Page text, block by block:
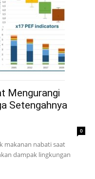
Mengurangi
Setengahnya
0
makanan nabati saat
dampak lingkungan